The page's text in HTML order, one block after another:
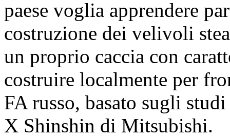
paese voglia apprendere
costruzione dei velivoli
un proprio caccia con
costruire localmente per
FA russo, basato sugli
X Shinshin di Mitsubishi.